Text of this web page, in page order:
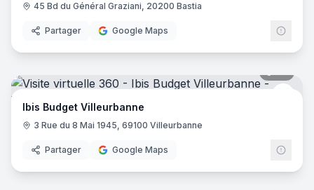
45 Bd du Général Graziani, 20200 Bastia
Partager Google Maps
Ibis
Ibis Budget Villeurbanne
3 Rue du 8 Mai 1945, 69100 Villeurbanne
Partager Google Maps